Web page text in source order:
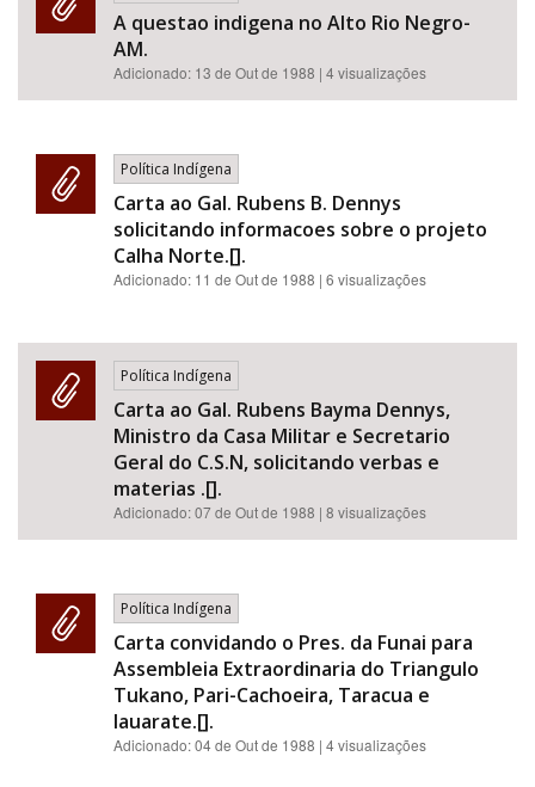
A questao indigena no Alto Rio Negro-
AM.
Adicionado: 13 de Out de 1988 | 4 visualizações
Política Indígena
Carta ao Gal. Rubens B. Dennys
solicitando informacoes sobre o projeto
Calha Norte.[].
Adicionado: 11 de Out de 1988 | 6 visualizações
Política Indígena
Carta ao Gal. Rubens Bayma Dennys,
Ministro da Casa Militar e Secretario
Geral do C.S.N, solicitando verbas e
materias .[].
Adicionado:07 de Out de 1988 | 8 visualizações
Política Indígena
Carta convidando o Pres. da Funai para
Assembleia Extraordinaria do Triangulo
Tukano, Pari-Cachoeira, Taracua e
Iauarate.[].
Adicionado:04 de Out de 1988 | 4 visualizações